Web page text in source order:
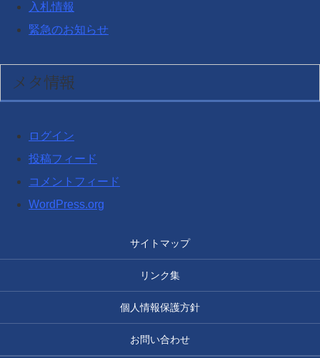
入札情報
緊急のお知らせ
メタ情報
ログイン
投稿フィード
コメントフィード
WordPress.org
サイトマップ
リンク集
個人情報保護方針
お問い合わせ